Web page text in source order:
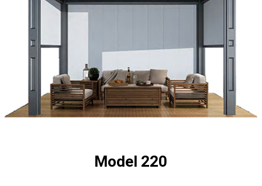
Model 220